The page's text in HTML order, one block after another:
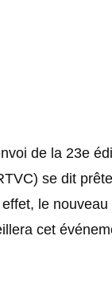
de la 23e
se dit
le
cet